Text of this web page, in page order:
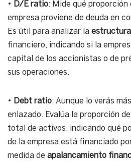
• D/E ratio: Mide qué
empresa proviene de deuda en
Es útil para analizar la estructura
financiero, indicando si la
capital de los accionistas o de
sus operaciones.
• Debt ratio: Aunque lo verás
enlazado. Evalúa la proporción
total de activos, indicando qué
de la empresa está financiado
medida de apalancamiento